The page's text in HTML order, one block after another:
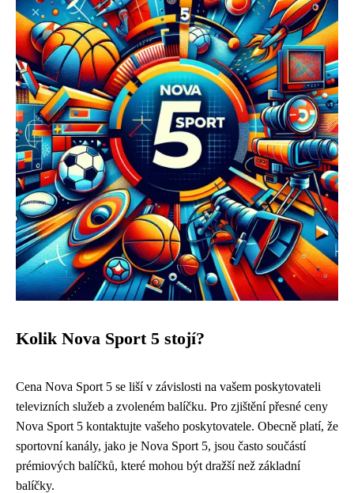
Kolik Nova Sport 5 stojí?
Cena Nova Sport 5 se liší v závislosti na vašem poskytovateli
televizních služeb a zvoleném balíčku. Pro zjištění přesné ceny
Nova Sport 5 kontaktujte vašeho poskytovatele. Obecně platí, že
sportovní kanály, jako je Nova Sport 5, jsou často součástí
prémiových balíčků, které mohou být dražší než základní
balíčky.